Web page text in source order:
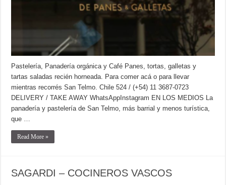
Pastelería, Panadería orgánica y Café Panes, tortas, galletas y
tartas saladas recién horneada. Para comer acá o para llevar
mientras recorrés San Telmo. Chile 524 / (+54) 11 3687-0723
DELIVERY / TAKE AWAY WhatsAppInstagram EN LOS MEDIOS La
panadería y pastelería de San Telmo, más barrial y menos turística,
que …
Read More »
SAGARDI – COCINEROS VASCOS